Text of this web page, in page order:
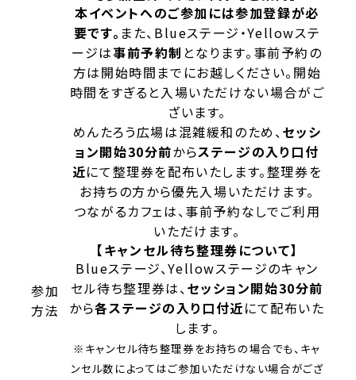
参加
方法
本イベントへのご参加には参加登録が必
要です。 また、Blueステージ・Yellowステ
ージは事前予約制 となります。事前予約の
方は開始時間までにお越しください。開始
時間をすぎると入場いただけない場合がご
ざいます。
めんたろう広場は混雑緩和のため、 セッシ
ョン開始30分前からステージの入り口付
近にて整理券を配布いたします。整理券を
お持ちの方から優先入場いただけます。
つながるカフェは、事前予約なしでご利用
いただけます。
【キャンセル待ち整理券について】
Blueステージ、Yellowステージのキャン
セル待ち整理券は、 セッション開始30分前
から各ステージの入り口付近にて配布いた
します。
※キャンセル待ち整理券をお持ちの場合でも、キャ
ンセル数によってはご参加いただけない場合がござ